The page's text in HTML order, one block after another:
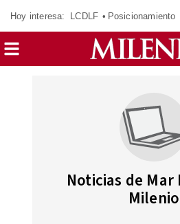
Hoy interesa: LCDLF Posicionamiento
Noticias de Mar
Milenio